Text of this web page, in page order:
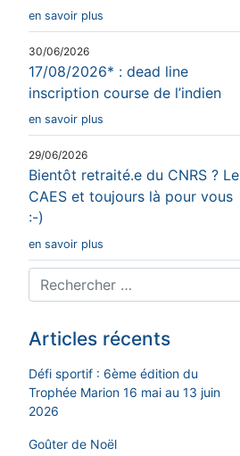
en savoir plus
30/06/2026
17/08/2026* : dead line
inscription course de l’indien
en savoir plus
29/06/2026
Bientôt retraité.e du CNRS ? Le
CAES et toujours là pour vous
:-)
en savoir plus
Articles récents
Défi sportif : 6ème édition du
Trophée Marion 16 mai au 13 juin
2026
Goûter de Noël